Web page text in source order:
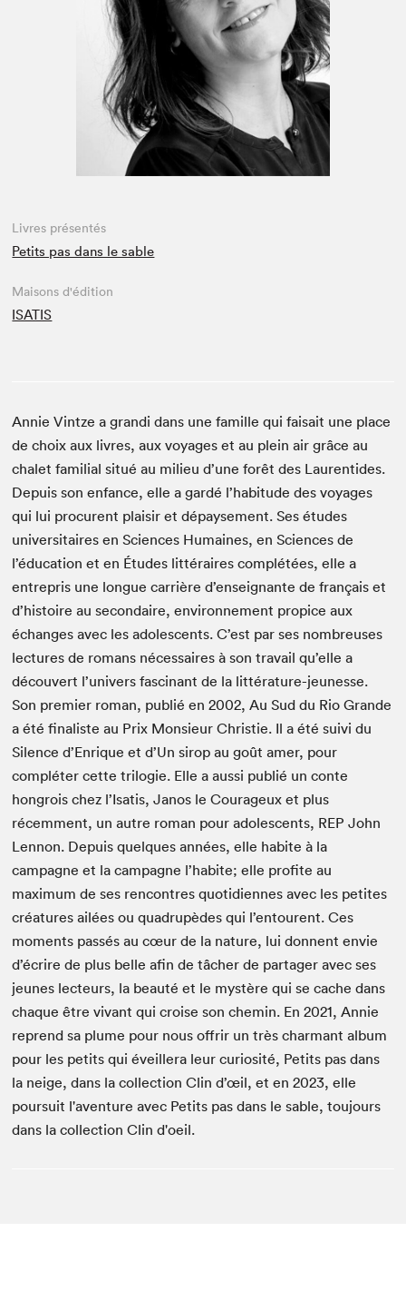
Espace médias
Livres présentés
Petits pas dans le sable
Maisons d'édition
ISATIS
Annie Vintze a grandi dans une famille qui faisait une place
de choix aux livres, aux voyages et au plein air grâce au
chalet familial situé au milieu d’une forêt des Laurentides.
Depuis son enfance, elle a gardé l’habitude des voyages
qui lui procurent plaisir et dépaysement. Ses études
universitaires en Sciences Humaines, en Sciences de
l’éducation et en Études littéraires complétées, elle a
entrepris une longue carrière d’enseignante de français et
d’histoire au secondaire, environnement propice aux
échanges avec les adolescents. C’est par ses nombreuses
lectures de romans nécessaires à son travail qu’elle a
découvert l’univers fascinant de la littérature-jeunesse.
Son premier roman, publié en 2002, Au Sud du Rio Grande
a été finaliste au Prix Monsieur Christie. Il a été suivi du
Silence d’Enrique et d’Un sirop au goût amer, pour
compléter cette trilogie. Elle a aussi publié un conte
hongrois chez l’Isatis, Janos le Courageux et plus
récemment, un autre roman pour adolescents, REP John
Lennon. Depuis quelques années, elle habite à la
campagne et la campagne l’habite; elle profite au
maximum de ses rencontres quotidiennes avec les petites
créatures ailées ou quadrupèdes qui l’entourent. Ces
moments passés au cœur de la nature, lui donnent envie
d’écrire de plus belle afin de tâcher de partager avec ses
jeunes lecteurs, la beauté et le mystère qui se cache dans
chaque être vivant qui croise son chemin. En 2021, Annie
reprend sa plume pour nous offrir un très charmant album
pour les petits qui éveillera leur curiosité, Petits pas dans
la neige, dans la collection Clin d’œil, et en 2023, elle
poursuit l'aventure avec Petits pas dans le sable, toujours
dans la collection Clin d'oeil.